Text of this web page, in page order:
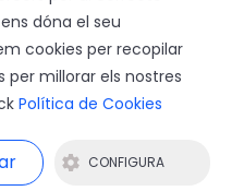
derechos reservados |
| Política de Cookies
dóna el seu
cookies per recopilar
per millorar els nostres
Política de Cookies
CONFIGURA